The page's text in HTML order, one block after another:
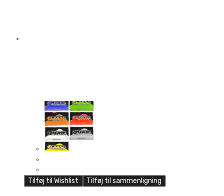
Tilføj til Wishlist Tilføj til sammenligning